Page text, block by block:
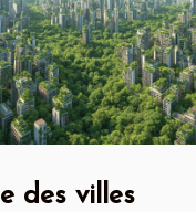
des villes